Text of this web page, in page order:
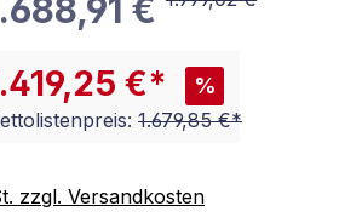
€
€* %
1.679,85 €*
zzgl. Versandkosten